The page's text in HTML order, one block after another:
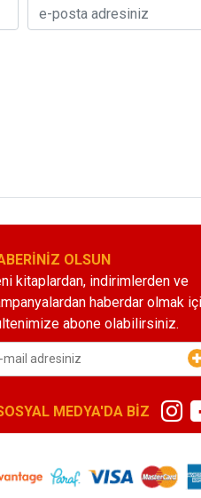
OLSUN
kitaplardan, indirimlerden ve
haberdar olmak
abone olabilirsiniz.
MEDYA'DA BİZ